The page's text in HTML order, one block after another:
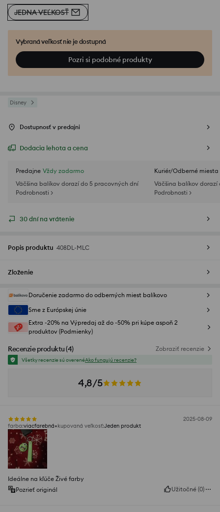
JEDNA VEĽKOSŤ
Vybraná veľkosť nie je dostupná
Pozri si podobné produkty
Disney
Dostupnosť v predajni
Dodacia lehota a cena
Predajne Vždy zadarmo
Väčšina balíkov dorazí do 5 pracovných dní
Podrobnosti >
Kuriér/Odberné miesta
Väčšina balíkov
Podrobnosti >
30 dní na vrátenie
Popis produktu 408DL-MLC
Zloženie
Doručenie zadarmo do odberných miest balíkovo
Sme z Európskej únie
Extra -20% na Výpredaj až do -50% pri kúpe aspoň 2
produktov (Podmienky)
Recenzie produktu(4) Zobraziť recenzie
Všetky recenzie sú overenéAko fungujú recenzie?
4,8/5
2025-08-09
farba:viacfarebná kupovaná veľkosť:Jeden produkt
Ideálne na kľúče Živé farby
Pozrieť originál
Užitočné (0)